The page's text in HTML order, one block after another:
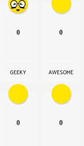
0
GEEKY
0
AWESOME
0 0